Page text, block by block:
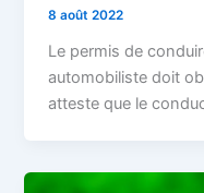
8 août 2022
Le permis de
automobiliste doit
atteste que le